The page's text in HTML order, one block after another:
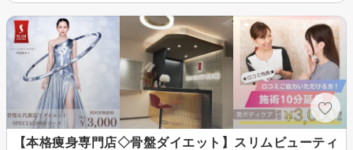
【本格痩身専門店◇骨盤ダイエット】スリムビューティ